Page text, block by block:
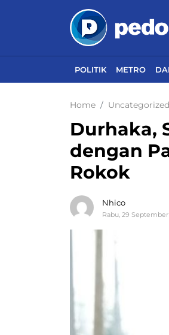
POLITIK METRO
Home Uncategorized
Durhaka,
dengan
Rokok
Nhico
Rabu, 29 September